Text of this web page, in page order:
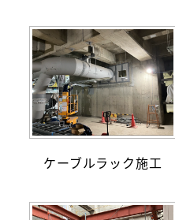
ケーブルラック施工